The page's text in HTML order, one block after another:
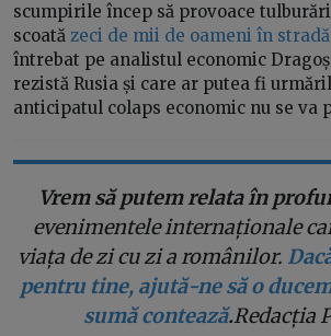
scumpirile încep să provoace
scoată zeci de mii de oameni în stradă
întrebat pe analistul economic Dragoș
rezistă Rusia și care ar putea fi
anticipatul colaps economic nu se va
Vrem să putem relata în
evenimentele internaționale
viața de zi cu zi a românilor.
pentru tine, ajută-ne să o
sumă contează.Redacția